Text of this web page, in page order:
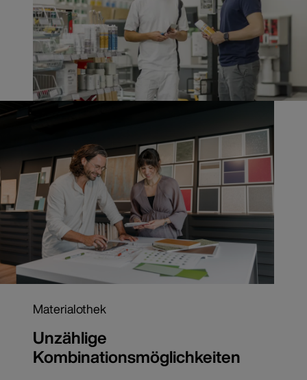
Materialothek
Unzählige
Kombinationsmöglichkeiten